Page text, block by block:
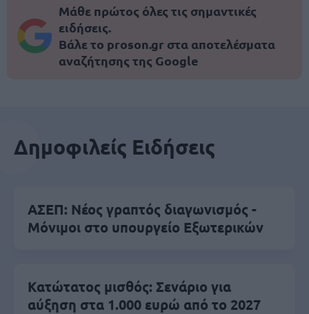
Μάθε πρώτος όλες τις σημαντικές
ειδήσεις.
Βάλε το proson.gr στα αποτελέσματα
αναζήτησης της Google
Δημοφιλείς Ειδήσεις
ΑΣΕΠ: Νέος γραπτός διαγωνισμός -
Μόνιμοι στο υπουργείο Εξωτερικών
Κατώτατος μισθός: Σενάριο για
αύξηση στα 1.000 ευρώ από το 2027